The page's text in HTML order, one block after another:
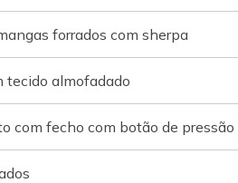
forrados com sherpa
tecido almofadado
com fecho com botão de pressão